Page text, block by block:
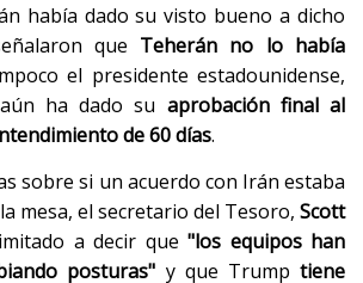
había dado su visto bueno a dicho
que Teherán no lo había
el presidente estadounidense,
ha dado su aprobación final al
de 60 días.
sobre si un acuerdo con Irán estaba
mesa, el secretario del Tesoro, Scott
a decir que"los equipos han
posturas" y que Trumptiene